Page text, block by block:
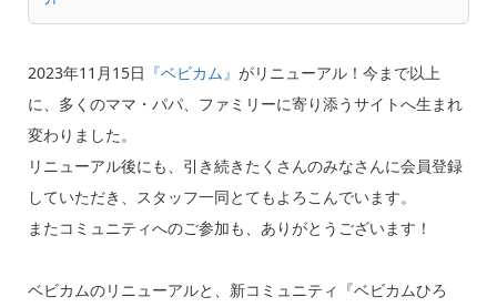
2023年11月15日 『ベビカム』 がリニューアル！今まで以上
に、多くのママ・パパ、ファミリーに寄り添うサイトへ生まれ
変わりました。
リニューアル後にも、引き続きたくさんのみなさんに会員登録
していただき、スタッフ一同とてもよろこんでいます。
またコミュニティへのご参加も、ありがとうございます！
ベビカムのリニューアルと、新コミュニティ『ベビカムひろ